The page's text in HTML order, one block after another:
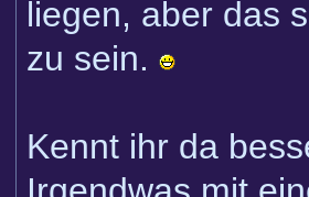
liegen, aber das
zu sein.
Kennt ihr da